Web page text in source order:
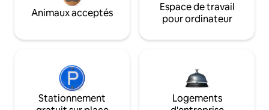
Animaux acceptés
Espace de travail
pour ordinateur
Stationnement
Logements